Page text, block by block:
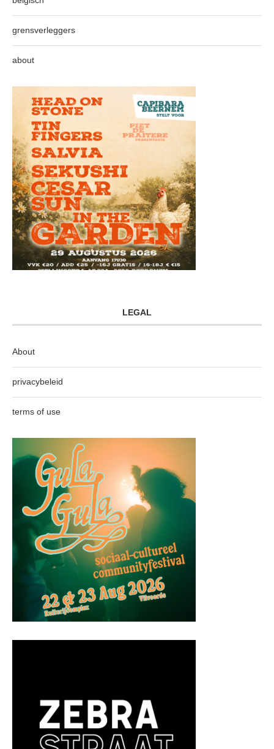
grensverleggers
about
LEGAL
About
privacybeleid
terms of use